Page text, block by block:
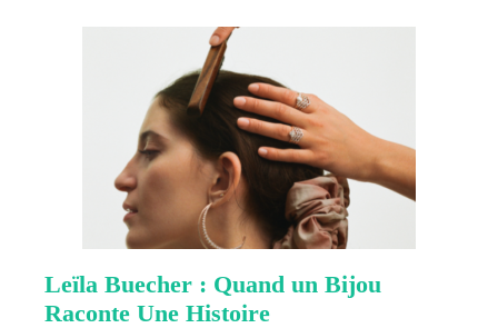
Leïla Buecher : Quand un Bijou
Raconte Une Histoire